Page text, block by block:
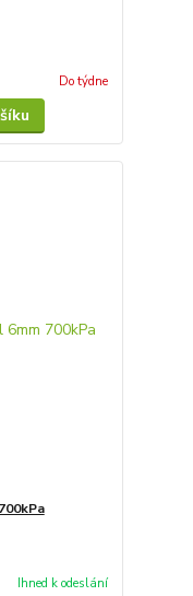
Do týdne
Ihned k odeslání